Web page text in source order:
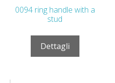
0094 ring handle with a
stud
Dettagli